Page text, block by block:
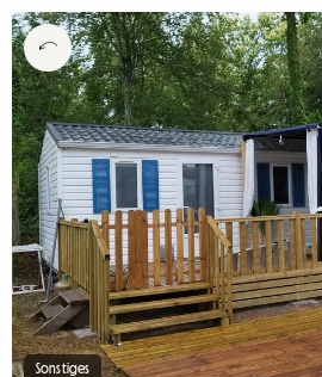
Sonstiges